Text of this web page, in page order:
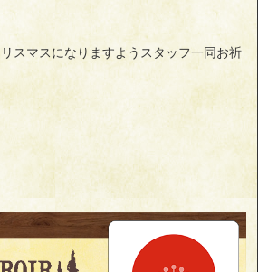
スマスになりますようスタッフ一同お祈